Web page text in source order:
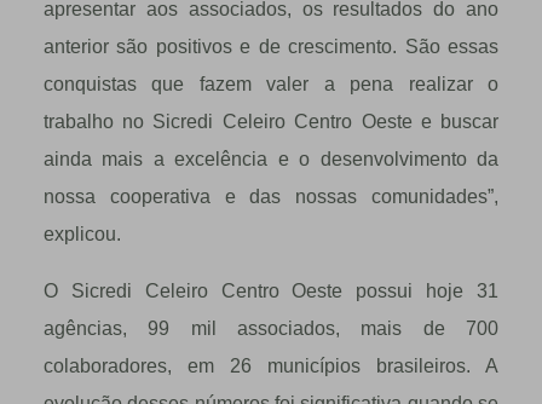
apresentar aos associados, os resultados do ano
anterior são positivos e de crescimento. São essas
conquistas que fazem valer a pena realizar o
trabalho no Sicredi Celeiro Centro Oeste e buscar
ainda mais a excelência e o desenvolvimento da
nossa cooperativa e das nossas comunidades”,
explicou.
O Sicredi Celeiro Centro Oeste possui hoje 31
agências, 99 mil associados, mais de 700
colaboradores, em 26 municípios brasileiros. A